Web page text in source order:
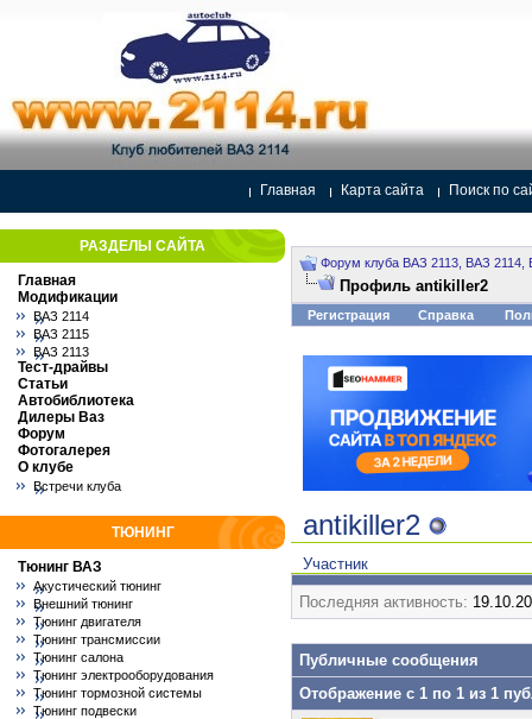
Главная Карта сайта Поиск по
РАЗДЕЛЫ САЙТА
Главная
Модификации
ВАЗ 2114
ВАЗ 2115
ВАЗ 2113
Тест-драйвы
Статьи
Автобиблиотека
Дилеры Ваз
Форум
Фотогалерея
О клубе
Встречи клуба
ТЮНИНГ
Тюнинг ВАЗ
Акустический тюнинг
Внешний тюнинг
Тюнинг двигателя
Тюнинг трансмиссии
Тюнинг салона
Тюнинг электрооборудования
Тюнинг тормозной системы
Тюнинг подвески
Форум клуба ВАЗ 2113, ВАЗ 2114,
Профиль antikiller2
Регистрация Справка
antikiller2
Участник
Последняя активность:
Публичные сообщения
Отображение с 1 по 1 из 1